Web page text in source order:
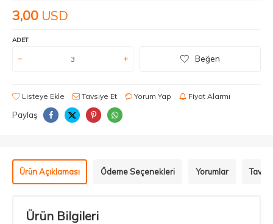
3,00 USD
ADET
Beğen
Listeye Ekle Tavsiye Et Yorum Yap Fiyat Alarmı
Paylaş
Ürün Açıklaması Ödeme Seçenekleri Yorumlar
Ürün Bilgileri